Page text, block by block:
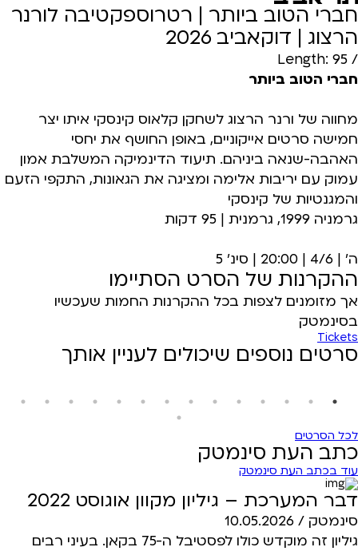
חברי הטוב ביותר | רטרוספקטיבה לורנר
הרצוג | דוקאביב 2026
/ Length: 95
חברי הטוב ביותר
מחווה של ורנר הרצוג לשחקן קלאוס קינסקי איתו יצר
חמישה סרטים אייקוניים, באופן החושף את יחסי
האהבה-שנאה ביניהם. תיעוד הדינמיקה המשלבת אמון
עמוק עם יריבות אלימה ומציגה את הגאונות, התקפי הזעם
והמגנטיות של קינסקי
גרמניה 1999, גרמנית | 95 דקות
ה' | 4/6 | 20:00 | סינ' 5
ההקרנות של הסרט הסתיימו
אך מזומנים לצפות בכל ההקרנות החמות שעכשיו
בסינמטק
Tickets
סרטים נוספים שיכולים לעניין אותך
לכל הסרטים
כתב העת סינמטק
עוד בכתב העת סינמטק
דבר המערכת – גיליון מקוון אוגוסט 2022
סינמטק / 10.05.2026
גיליון זה מוקדש כולו לפסטיבל ה-75 בקאן. בעיני רבים